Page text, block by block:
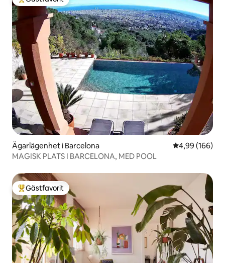
Populär gästfavorit
Ägarlägenhet i Barcelona 4,99 av 5 i
4,99 (166)
MAGISK PLATS I BARCELONA, MED POOL
Populär gästfavorit
Gästfavorit